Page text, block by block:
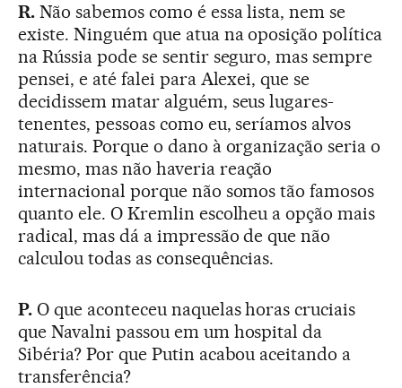
R.Não sabemos como é essa lista, nem se
existe. Ninguém que atua na oposição política
na Rússia pode se sentir seguro, mas sempre
pensei, e até falei para Alexei, que se
decidissem matar alguém, seus lugares-
tenentes, pessoas como eu, seríamos alvos
naturais. Porque o dano à organização seria o
mesmo, mas não haveria reação
internacional porque não somos tão famosos
quanto ele. O Kremlin escolheu a opção mais
radical, mas dá a impressão de que não
calculou todas as consequências.
P.O que aconteceu naquelas horas cruciais
que Navalni passou em um hospital da
Sibéria? Por que Putin acabou aceitando a
transferência?